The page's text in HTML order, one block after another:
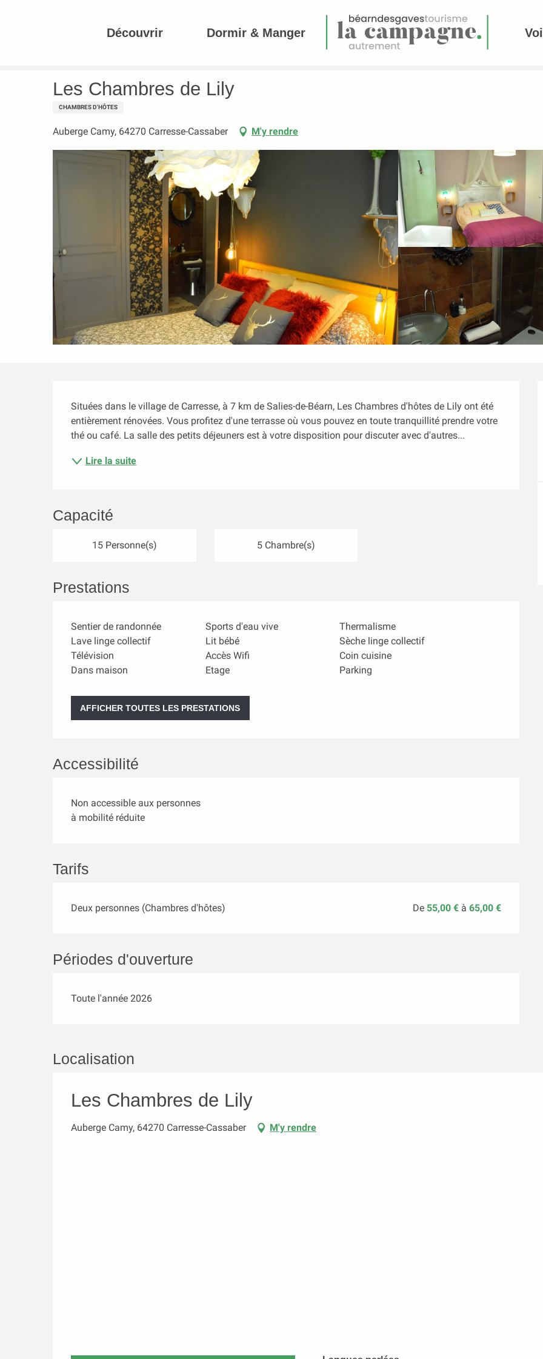
Découvrir Dormir & Manger
Les Chambres de Lily
CHAMBRES D'HÔTES
Auberge Camy, 64270 Carresse-Cassaber M'y rendre
Situées dans le village de Carresse, à 7 km de Salies-de-Béarn, Les Chambres d'hôtes de Lily ont été
entièrement rénovées. Vous profitez d'une terrasse où vous pouvez en toute tranquillité prendre votre
thé ou café. La salle des petits déjeuners est à votre disposition pour discuter avec d'autres...
Lire la suite
Capacité
15 Personne(s) 5 Chambre(s)
Prestations
Sentier de randonnée Sports d'eau vive
Thermalisme
Lave linge collectif
Lit bébé
Sèche linge collectif
Télévision
Accès Wifi
Coin cuisine
Dans maison
Etage Parking
AFFICHER TOUTES LES PRESTATIONS
Accessibilité
Non accessible aux personnes
à mobilité réduite
Tarifs
Deux personnes (Chambres d'hôtes) De 55,00 € à65,00 €
Périodes d'ouverture
Toute l'année 2026
Localisation
Les Chambres de Lily
Auberge Camy, 64270 Carresse-Cassaber M'y rendre